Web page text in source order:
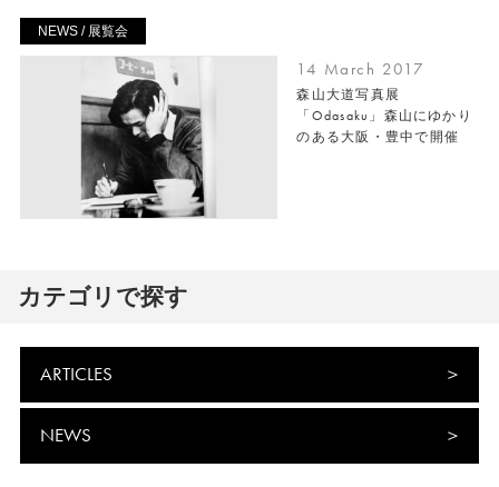
NEWS / 展覧会
14 March 2017
森山大道写真展
「Odasaku」森山にゆかり
のある大阪・豊中で開催
カテゴリで探す
ARTICLES
NEWS